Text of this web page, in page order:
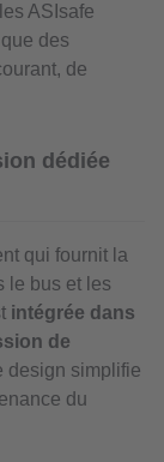
ASIsafe
des
de
dédiée
qui fournit la
le bus et les
intégrée dans
de
design simplifie
du